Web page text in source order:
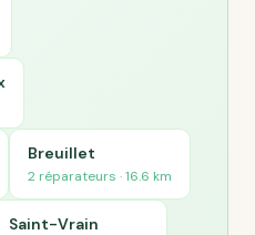
Breuillet
2 réparateurs · 16.6 km
Saint-Vrain